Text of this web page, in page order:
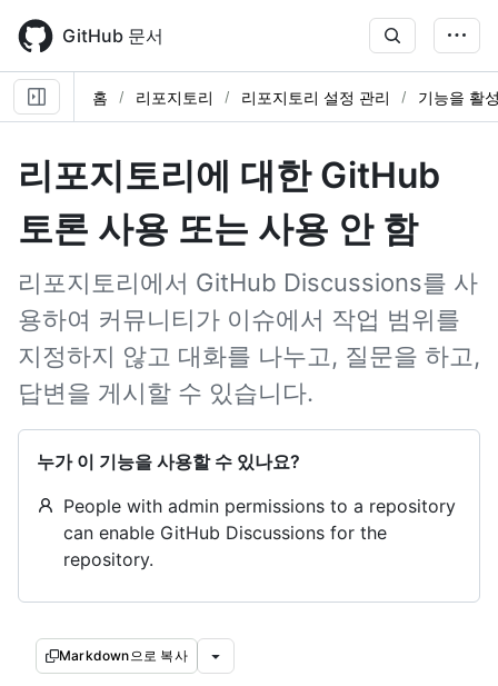
main
content
GitHub 문서
홈 리포지토리 리포지토리 설정 관리 기능을 활
리포지토리에 대한 GitHub
토론 사용 또는 사용 안 함
리포지토리에서 GitHub Discussions를 사
용하여 커뮤니티가 이슈에서 작업 범위를
지정하지 않고 대화를 나누고, 질문을 하고,
답변을 게시할 수 있습니다.
누가 이 기능을 사용할 수 있나요?
People with admin permissions to a repository
can enable GitHub Discussions for the
repository.
Markdown으로 복사